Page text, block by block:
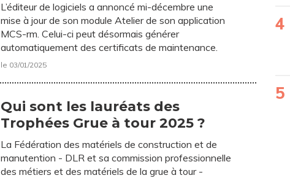
L’éditeur de logiciels a annoncé mi-décembre une
mise à jour de son module Atelier de son application
MCS-rm. Celui-ci peut désormais générer
automatiquement des certificats de maintenance.
le 03/01/2025
Qui sont les lauréats des
Trophées Grue à tour 2025 ?
La Fédération des matériels de construction et de
manutention - DLR et sa commission professionnelle
des métiers et des matériels de la grue à tour -